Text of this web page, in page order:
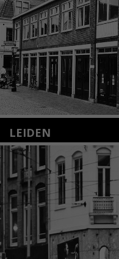
LEIDEN
Nieuwstraat 35
2312 KA Leiden
+31(0)71 – 52 84 480
info@kunsthuisleiden.nl
Lees meer